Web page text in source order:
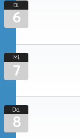
Di.
6
Mi.
7
Do.
8